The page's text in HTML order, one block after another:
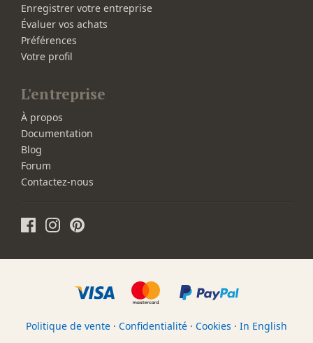
Enregistrer votre entreprise
Évaluer vos achats
Préférences
Votre profil
L'entreprise
À propos
Documentation
Blog
Forum
Contactez-nous
Politique de vente · Confidentialité · Cookies · In English